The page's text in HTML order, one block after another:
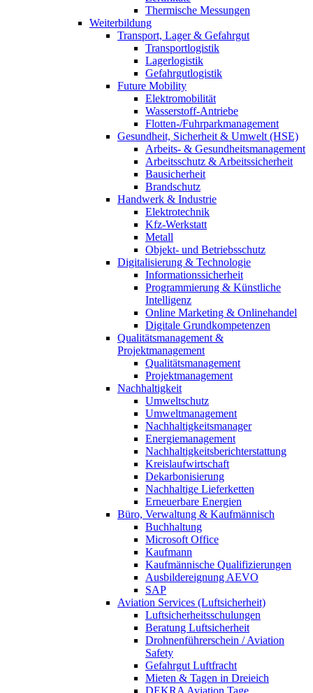
Thermische Messungen
Weiterbildung
Transport, Lager & Gefahrgut
Transportlogistik
Lagerlogistik
Gefahrgutlogistik
Future Mobility
Elektromobilität
Wasserstoff-Antriebe
Flotten-/Fuhrparkmanagement
Gesundheit, Sicherheit & Umwelt (HSE)
Arbeits- & Gesundheitsmanagement
Arbeitsschutz & Arbeitssicherheit
Bausicherheit
Brandschutz
Handwerk & Industrie
Elektrotechnik
Kfz-Werkstatt
Metall
Objekt- und Betriebsschutz
Digitalisierung & Technologie
Informationssicherheit
Programmierung & Künstliche
Intelligenz
Online Marketing & Onlinehandel
Digitale Grundkompetenzen
Qualitätsmanagement &
Projektmanagement
Qualitätsmanagement
Projektmanagement
Nachhaltigkeit
Umweltschutz
Umweltmanagement
Nachhaltigkeitsmanager
Energiemanagement
Nachhaltigkeitsberichterstattung
Kreislaufwirtschaft
Dekarbonisierung
Nachhaltige Lieferketten
Erneuerbare Energien
Büro, Verwaltung & Kaufmännisch
Buchhaltung
Microsoft Office
Kaufmann
Kaufmännische Qualifizierungen
Ausbildereignung AEVO
SAP
Aviation Services (Luftsicherheit)
Luftsicherheitsschulungen
Beratung Luftsicherheit
Drohnenführerschein / Aviation
Safety
Gefahrgut Luftfracht
Mieten & Tagen in Dreieich
DEKRA Aviation Tage